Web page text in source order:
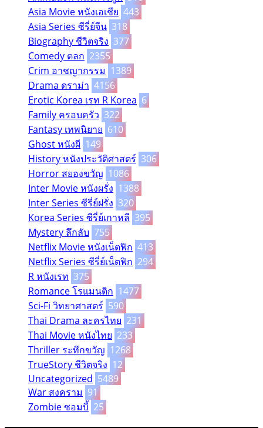
Asia Movie หนังเอเชีย 443
Asia Series ซีรี่ย์จีน 318
Biography ชีวิตจริง 377
Comedy ตลก 2355
Crim อาชญากรรม 1389
Drama ดราม่า 4156
Erotic Korea เรท R Korea 6
Family ครอบครัว 322
Fantasy เทพนิยาย 610
Ghost หนังผี 149
History หนังประวัติศาสตร์ 306
Horror สยองขวัญ 1086
Inter Movie หนังผรั่ง 1388
Inter Series ซีรี่ย์ฝรั่ง 320
Korea Series ซีรี่ย์เกาหลี 395
Mystery ลึกลับ 755
Netflix Movie หนังเน็ตฟิก 413
Netflix Series ซีรี่ย์เน็ตฟิก 294
R หนังเรท 375
Romance โรแมนติก 1477
Sci-Fi วิทยาศาสตร์ 590
Thai Drama ละครไทย 231
Thai Movie หนังไทย 233
Thriller ระทึกขวัญ 1268
TrueStory ชีวิตจริง 12
Uncategorized 5489
War สงคราม 91
Zombie ซอมบี้ 25